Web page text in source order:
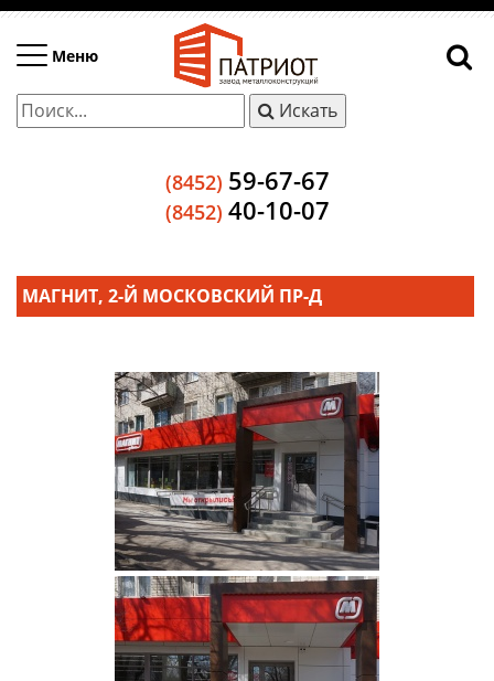
Меню
Искать
(8452) 59-67-67
(8452) 40-10-07
МАГНИТ, 2-Й МОСКОВСКИЙ ПР-Д